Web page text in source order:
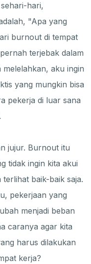
hari,
"Apa yang
burnout di tempat
terjebak dalam
aku ingin
yang mungkin bisa
pekerja di luar sana
jujur. Burnout itu
tidak ingin kita akui
baik-baik saja.
pekerjaan yang
menjadi beban
caranya agar kita
harus dilakukan
kerja?